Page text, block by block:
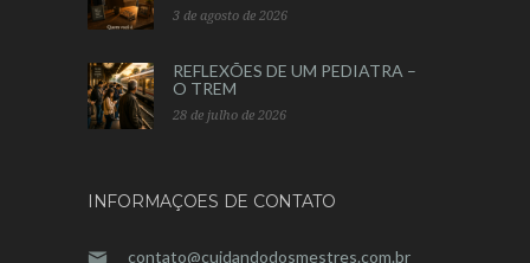
3 de agosto de 2026
REFLEXÕES DE UM PEDIATRA –
O TREM
28 de julho de 2026
INFORMAÇOES DE CONTATO
contato@cuidandodosmestres.com.br